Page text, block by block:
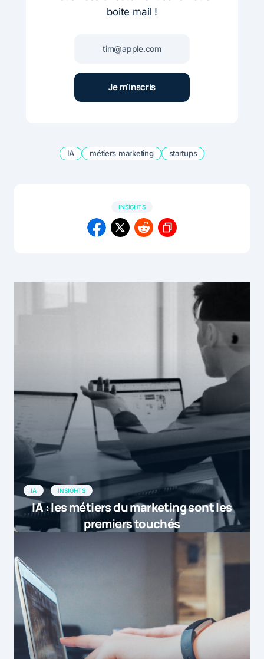
boite mail !
IA métiers marketing startups
INSIGHTS
IA INSIGHTS
IA : les métiers du marketing sont les
premiers touchés